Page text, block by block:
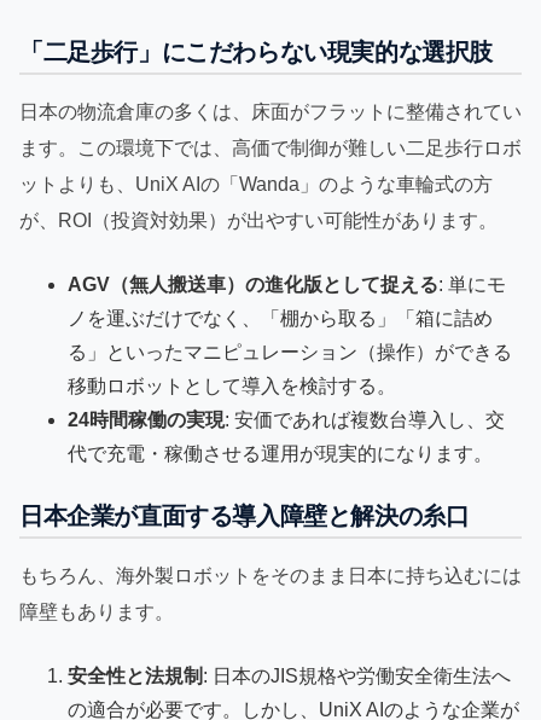
「二足歩行」にこだわらない現実的な選択肢
日本の物流倉庫の多くは、床面がフラットに整備されてい
ます。この環境下では、高価で制御が難しい二足歩行ロボ
ットよりも、UniX AIの「Wanda」のような車輪式の方
が、ROI（投資対効果）が出やすい可能性があります。
AGV（無人搬送車）の進化版として捉える: 単にモ
ノを運ぶだけでなく、「棚から取る」「箱に詰め
る」といったマニピュレーション（操作）ができる
移動ロボットとして導入を検討する。
24時間稼働の実現: 安価であれば複数台導入し、交
代で充電・稼働させる運用が現実的になります。
日本企業が直面する導入障壁と解決の糸口
もちろん、海外製ロボットをそのまま日本に持ち込むには
障壁もあります。
安全性と法規制 : 日本のJIS規格や労働安全衛生法へ
の適合が必要です。しかし、UniX AIのような企業が